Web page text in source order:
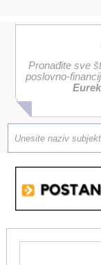
Pronađite sve
poslovno-